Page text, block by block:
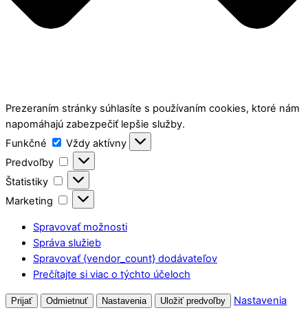
Prezeraním stránky súhlasíte s používaním cookies, ktoré nám
napomáhajú zabezpečiť lepšie služby.
Funkčné
Funkčné
Vždy aktívny
Predvoľby
Predvoľby
Štatistiky
Štatistiky
Marketing
Marketing
Spravovať možnosti
Správa služieb
Spravovať {vendor_count} dodávateľov
Prečítajte si viac o týchto účeloch
Prijať Odmietnuť Nastavenia Uložiť predvoľby Nastavenia